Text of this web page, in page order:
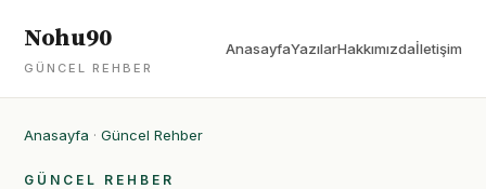
Nohu90
GÜNCEL REHBER
AnasayfaYazılarHakkımızdaİletişim
Anasayfa · Güncel Rehber
GÜNCEL REHBER